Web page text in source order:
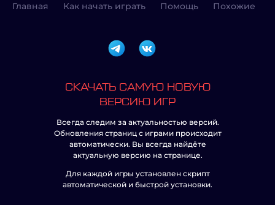
Главная Как начать играть Помощь Похожие
СКАЧАТЬ САМУЮ НОВУЮ
ВЕРСИЮ ИГР
Всегда следим за актуальностью версий.
Обновления страниц с играми происходит
автоматически. Вы всегда найдёте
актуальную версию на странице.
Для каждой игры установлен скрипт
автоматической и быстрой установки.